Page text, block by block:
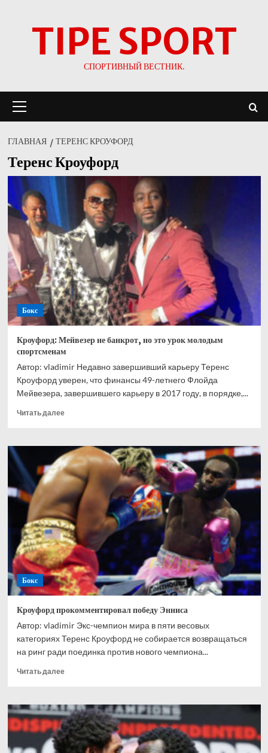
TIPE SPORT
СПОРТИВНЫЙ ВЕСТНИК.
меню
ГЛАВНАЯ ТЕРЕНС КРОУФОРД
Теренс Кроуфорд
Бокс
Кроуфорд: Мейвезер не банкрот, но это урок молодым
спортсменам
Автор: vladimir Недавно завершивший карьеру Теренс
Кроуфорд уверен, что финансы 49-летнего Флойда
Мейвезера, завершившего карьеру в 2017 году, в порядке,...
Читать далееПрочитать
Кроуфорд:
Мейвезер
не
банкрот,
но
это
урок
молодым
спортсменам
Бокс
Кроуфорд прокомментировал победу Энниса
Автор: vladimir Экс-чемпион мира в пяти весовых
категориях Теренс Кроуфорд не собирается возвращаться
на ринг ради поединка против нового чемпиона...
Читать далееПрочитать
Кроуфорд
прокомментировал
победу
Энниса